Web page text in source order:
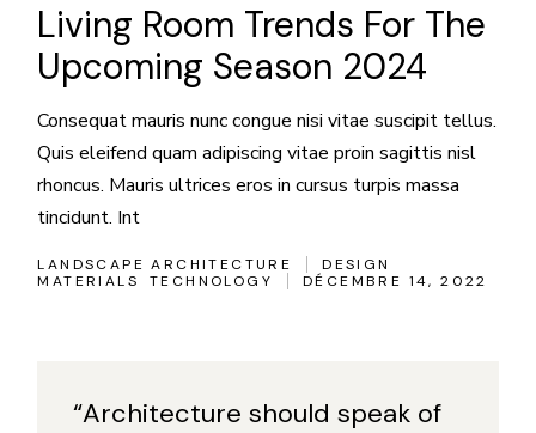
Living Room Trends For The
Upcoming Season 2024
Consequat mauris nunc congue nisi vitae suscipit tellus.
Quis eleifend quam adipiscing vitae proin sagittis nisl
rhoncus. Mauris ultrices eros in cursus turpis massa
tincidunt. Int
LANDSCAPE ARCHITECTURE
DESIGN
MATERIALS
TECHNOLOGY DÉCEMBRE 14, 2022
“Architecture should speak of